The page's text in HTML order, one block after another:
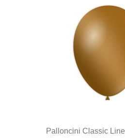
Palloncini Classic Line